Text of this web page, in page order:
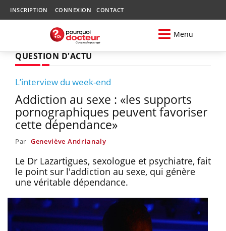
INSCRIPTION CONNEXION CONTACT
Menu
QUESTION D'ACTU
L’interview du week-end
Addiction au sexe : «les supports
pornographiques peuvent favoriser
cette dépendance»
Par Geneviève Andrianaly
Le Dr Lazartigues, sexologue et psychiatre, fait
le point sur l'addiction au sexe, qui génère
une véritable dépendance.